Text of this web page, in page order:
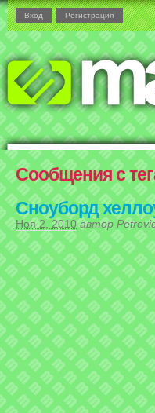
Вход Регистрация
Сообщения с
Сноуборд
Ноя 2, 2010 автор